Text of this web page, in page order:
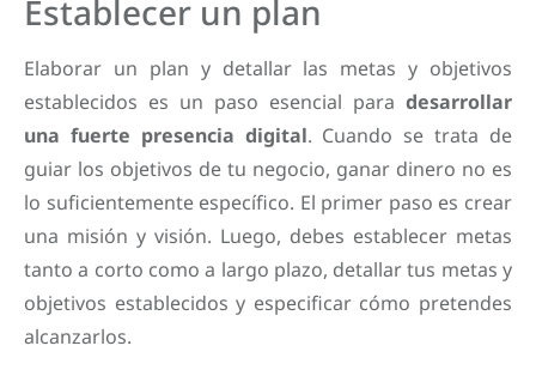
Establecer un plan
Elaborar un plan y detallar las metas y objetivos
establecidos es un paso esencial para desarrollar
una fuerte presencia digital. Cuando se trata de
guiar los objetivos de tu negocio, ganar dinero no es
lo suficientemente específico. El primer paso es crear
una misión y visión. Luego, debes establecer metas
tanto a corto como a largo plazo, detallar tus metas y
objetivos establecidos y especificar cómo pretendes
alcanzarlos.